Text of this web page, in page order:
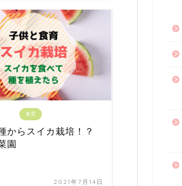
食育
からスイカ栽培！？
園
2021年7月14日